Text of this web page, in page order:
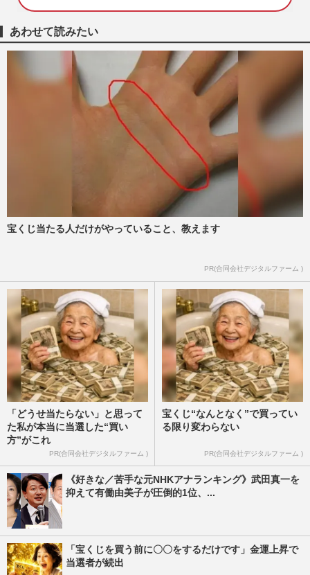
あわせて読みたい
宝くじ当たる人だけがやっていること、教えます
PR(合同会社デジタルファーム )
「どうせ当たらない」と思って
た私が本当に当選した“買い
方”がこれ
PR(合同会社デジタルファーム )
宝くじ“なんとなく”で買ってい
る限り変わらない
PR(合同会社デジタルファーム )
《好きな／苦手な元NHKアナランキング》武田真一を
抑えて有働由美子が圧倒的1位、...
「宝くじを買う前に〇〇をするだけです」金運上昇で
当選者が続出